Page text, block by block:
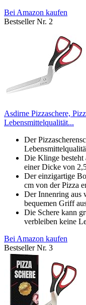
Bei Amazon kaufen
Bestseller Nr. 2
Asdirne Pizzaschere,
Lebensmittelqualität...
Der
Die Klinge besteht
einer Dicke von
Der einzigartige
cm von der Pizza
Der Innenring aus
bequemen Griff
Die Schere kann
verbleiben keine
Bei Amazon kaufen
Bestseller Nr. 3